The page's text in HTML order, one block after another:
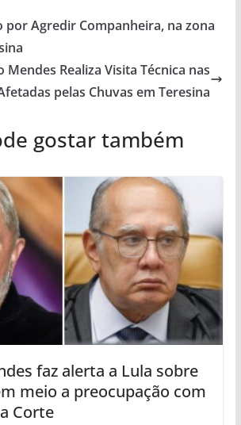
por Agredir Companheira, na zona
Mendes Realiza Visita Técnica nas
pelas Chuvas em Teresina
gostar também
faz alerta a Lula sobre
meio a preocupação com
Corte